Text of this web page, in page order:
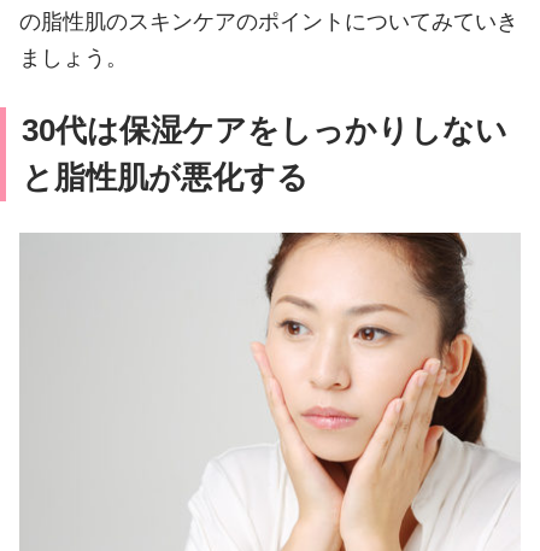
の脂性肌のスキンケアのポイントについてみていき
ましょう。
30代は保湿ケアをしっかりしない
と脂性肌が悪化する